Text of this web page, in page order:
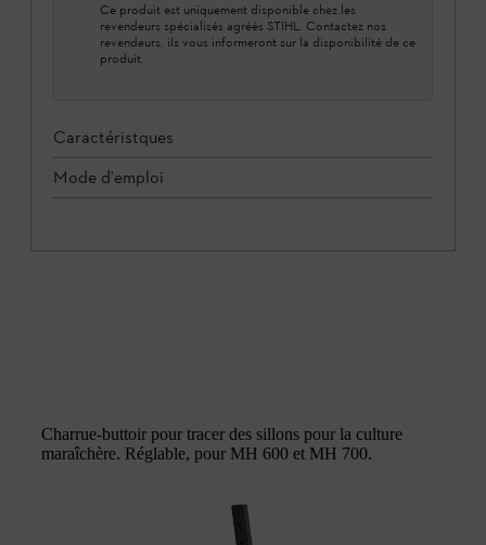
Ce produit est uniquement disponible chez les
revendeurs spécialisés agréés STIHL. Contactez nos
revendeurs, ils vous informeront sur la disponibilité de ce
produit.
Caractéristques
Mode d'emploi
Charrue-buttoir pour tracer des sillons pour la culture
maraîchère. Réglable, pour MH 600 et MH 700.